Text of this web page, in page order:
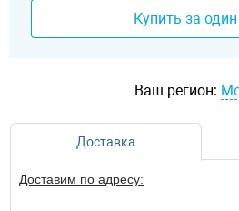
Купить за
Ваш регион:
Доставка
Доставим по адресу: